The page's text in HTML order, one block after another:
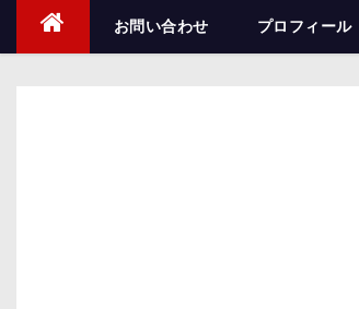
ッ
お問い合わせ プロフィール